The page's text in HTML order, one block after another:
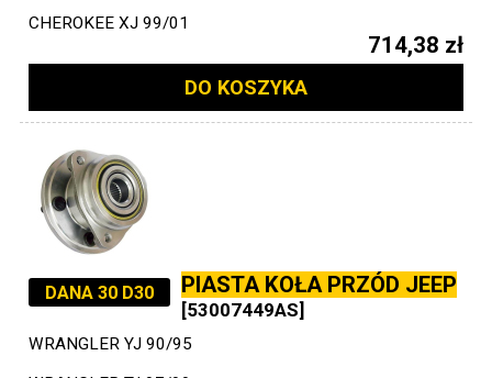
CHEROKEE XJ 99/01
714,38 zł
DO KOSZYKA
PIASTA KOŁA PRZÓD JEEP
DANA 30 D30
[53007449AS]
WRANGLER YJ 90/95